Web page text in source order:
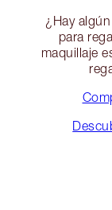
¿Hay
para
maquillaje